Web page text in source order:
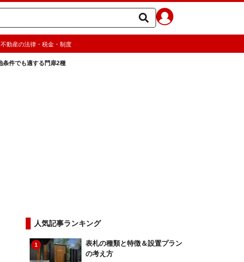
不動産の法律・税金・制度
件でも適する門扉2種
人気記事ランキング
1
表札の種類と特徴＆設置プラン
の考え方